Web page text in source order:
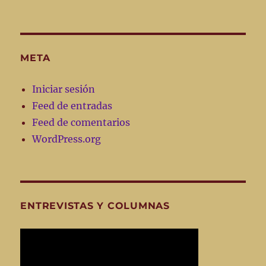
META
Iniciar sesión
Feed de entradas
Feed de comentarios
WordPress.org
ENTREVISTAS Y COLUMNAS